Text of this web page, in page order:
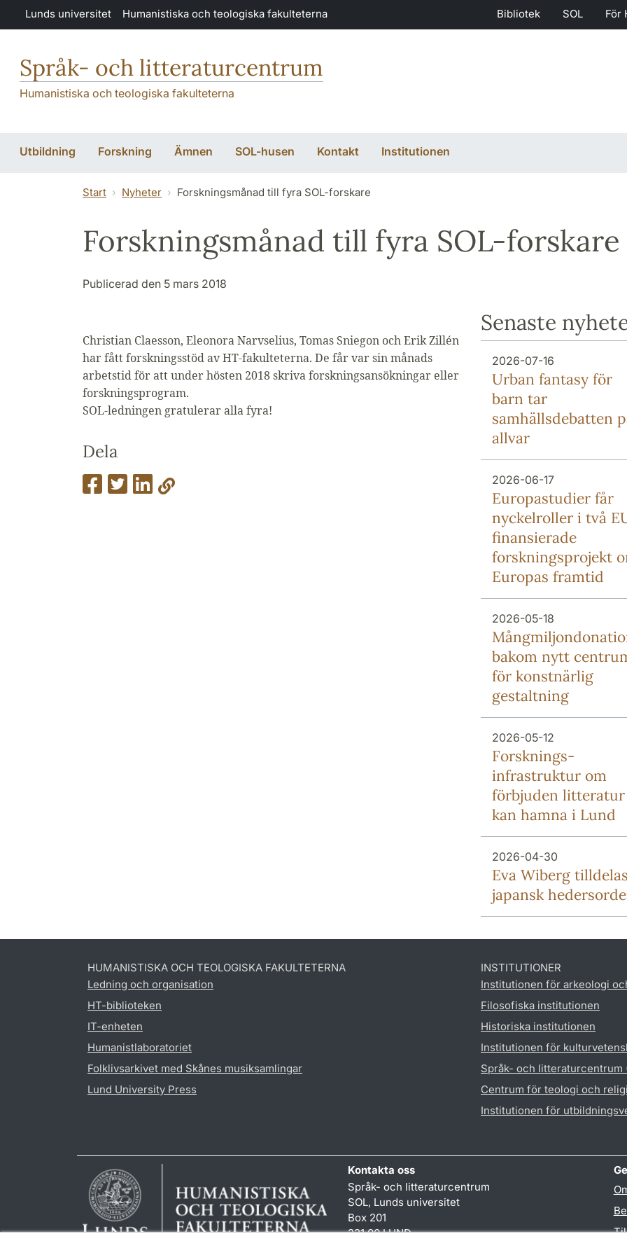
Hoppa till huvudinnehåll
Lunds universitet Humanistiska och teologiska fakulteterna Bibliotek SOL För
Språk- och litteraturcentrum
Humanistiska och teologiska fakulteterna
Utbildning Forskning Ämnen SOL-husen Kontakt Institutionen
Start Nyheter Forskningsmånad till fyra SOL-forskare
Forskningsmånad till fyra SOL-forskare
Publicerad den 5 mars 2018
Christian Claesson, Eleonora Narvselius, Tomas Sniegon och Erik Zillén
har fått forskningsstöd av HT-fakulteterna. De får var sin månads
arbetstid för att under hösten 2018 skriva forskningsansökningar eller
forskningsprogram.
SOL-ledningen gratulerar alla fyra!
Dela
Senaste
2026-07-16
Urban fantasy för
barn tar
samhällsdebatten
allvar
2026-06-17
Europa­studier får
nyckel­roller i två
finansierade
forsknings­projekt
Europas framtid
2026-05-18
bakom nytt
för konstnärlig
gestaltning
2026-05-12
Forsknings­
infrastruktur om
förbjuden litteratur
kan hamna i Lund
2026-04-30
Eva Wiberg tilldelas
japansk
HUMANISTISKA OCH TEOLOGISKA FAKULTETERNA
Ledning och organisation
HT-biblioteken
IT-enheten
Humanistlaboratoriet
Folklivsarkivet med Skånes musiksamlingar
Lund University Press
INSTITUTIONER
Institutionen för arkeologi
Filosofiska institutionen
Historiska institutionen
Institutionen för
Språk- och litteraturcentrum
Centrum för teologi och
Institutionen för
Kontakta oss
Språk- och litteraturcentrum
SOL, Lunds universitet
Box 201
221 00 LUND